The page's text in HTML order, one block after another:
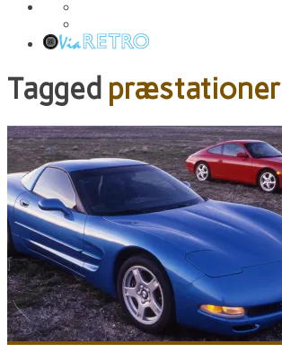
Tagged præstationer